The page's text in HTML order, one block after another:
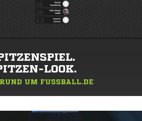
LOOK.
UM FUSSBALL.DE